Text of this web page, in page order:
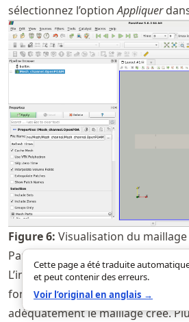
sélectionnez l’optionAppliquer
Figure6: Visualisation du
ParaView.
L’image ci-dessous met en
fonctionnalités nécessaires pour
adéquatement le maillage créé.
Cette page a été traduite
et peut contenir des erreurs.
Voir l’original en anglais →